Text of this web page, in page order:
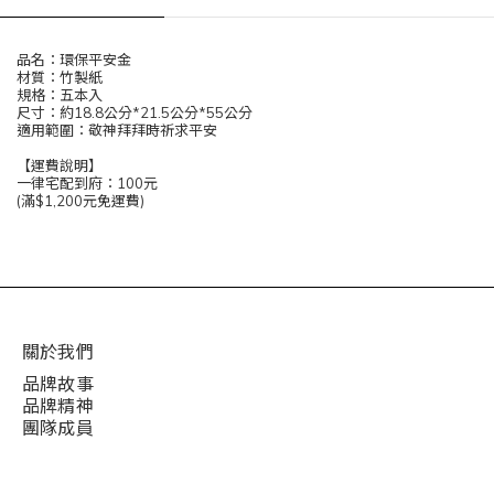
品名：環保平安金
材質：竹製紙
規格：五本入
尺寸：約18.8公分*21.5公分*55公分
適用範圍：敬神拜拜時祈求平安
【運費說明】
一律宅配到府：100元
(滿$1,200元免運費)
關於我們
品牌故事
品牌精神
團隊成員